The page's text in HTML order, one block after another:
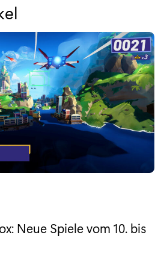
ü
r
"
U
m
f
l
g
Neue Spiele vom 10. bis